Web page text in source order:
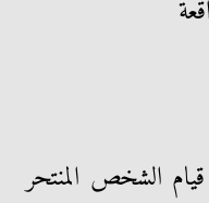
الشخص المنتحر